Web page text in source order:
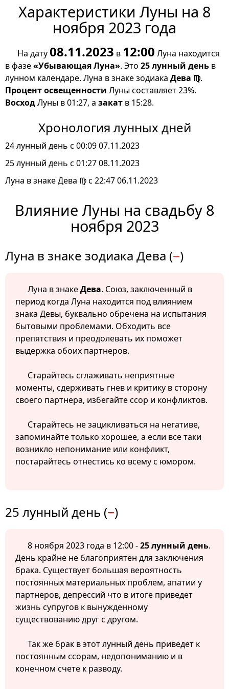
Характеристики Луны на 8
ноября 2023 года
На дату08.11.2023 в 12:00 Луна находится
в фазе«Убывающая Луна». Это 25 лунный день в
лунном календаре. Луна в знаке зодиака Дева ♍.
Процент освещенности Луны составляет 23%.
ВосходЛуны в 01:27, а закат в 15:28.
Хронология лунных дней
24 лунный день с 00:09 07.11.2023
25 лунный день с 01:27 08.11.2023
Луна в знаке Дева ♍ с 22:47 06.11.2023
Влияние Луны на свадьбу 8
ноября 2023
Луна в знаке зодиака Дева (−)
Луна в знакеДева. Союз, заключенный в
период когда Луна находится под влиянием
знака Девы, буквально обречена на испытания
бытовыми проблемами. Обходить все
препятствия и преодолевать их поможет
выдержка обоих партнеров.
Старайтесь сглаживать неприятные
моменты, сдерживать гнев и критику в сторону
своего партнера, избегайте ссор и конфликтов.
Старайтесь не зацикливаться на негативе,
запоминайте только хорошее, а если все таки
возникло непонимание или конфликт,
постарайтесь отнестись ко всему с юмором.
25 лунный день (−)
8 ноября 2023 года в 12:00 -25 лунный день.
День крайне не благоприятен для заключения
брака. Существует большая вероятность
постоянных материальных проблем, апатии у
партнеров, депрессий что в итоге приведет
жизнь супругов к вынужденному
существованию друг с другом.
Так же брак в этот лунный день приведет к
постоянным ссорам, недопониманию и в
конечном счете к разводу.